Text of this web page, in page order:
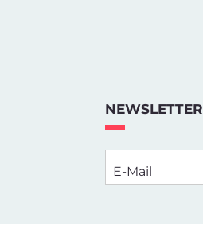
NEWSLETTER
E-Mail